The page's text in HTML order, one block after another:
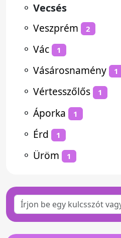
⚬ Vecsés
⚬ Veszprém 2
⚬ Vác 1
⚬ Vásárosnamény 1
⚬ Vértesszőlős 1
⚬ Áporka 1
⚬ Érd 1
⚬ Üröm 1